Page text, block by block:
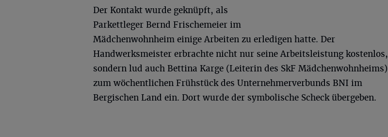
Der Kontakt wurde geknüpft, als
Parkettleger Bernd Frischemeier im
Mädchenwohnheim einige Arbeiten zu erledigen hatte. Der
Handwerksmeister erbrachte nicht nur seine Arbeitsleistung kostenlos,
sondern lud auch Bettina Karge (Leiterin des SkF Mädchenwohnheims)
zum wöchentlichen Frühstück des Unternehmerverbunds BNI im
Bergischen Land ein. Dort wurde der symbolische Scheck übergeben.